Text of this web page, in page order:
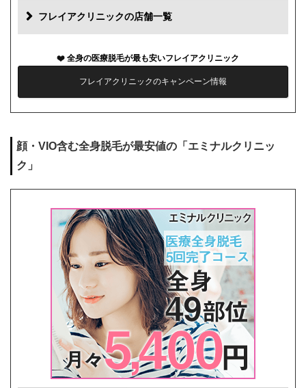
再診料
薬代 0円
シェービング代 0円
キャンセル料 1回まで0円
フレイアクリニックの店舗一覧
全身の医療脱毛が最も安いフレイアクリニック
フレイアクリニックのキャンペーン情報
顔・VIO含む全身脱毛が最安値の「エミナルクリニッ
ク」